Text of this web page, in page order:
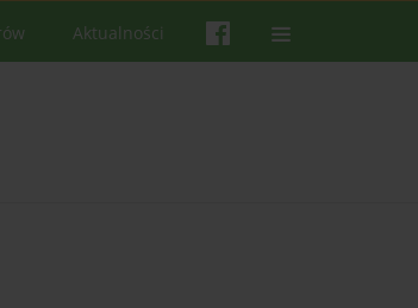
Aktualności